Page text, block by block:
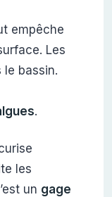
empêche
Les
bassin.
.
les
un gage